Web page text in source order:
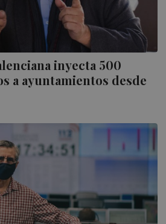
inyecta 500
a ayuntamientos desde